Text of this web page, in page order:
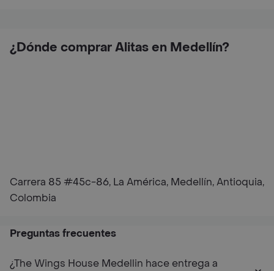
¿Dónde comprar Alitas en Medellín?
Carrera 85 #45c-86, La América, Medellín, Antioquia,
Colombia
Preguntas frecuentes
¿The Wings House Medellin hace entrega a